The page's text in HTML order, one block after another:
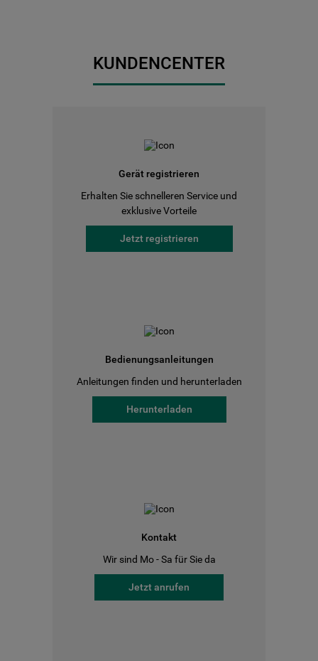
KUNDENCENTER
Gerät registrieren
Erhalten Sie schnelleren Service und
exklusive Vorteile
Jetzt registrieren
Bedienungsanleitungen
Anleitungen finden und herunterladen
Herunterladen
Kontakt
Wir sind Mo - Sa für Sie da
Jetzt anrufen